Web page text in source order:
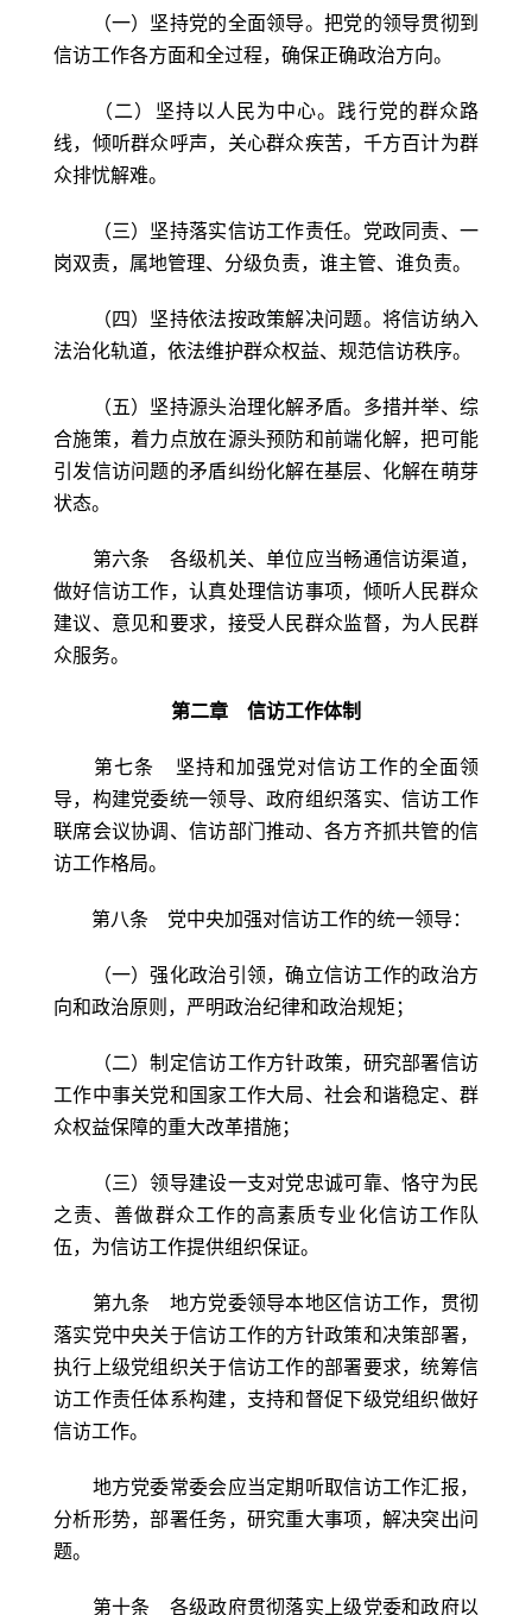
（一）坚持党的全面领导。把党的领导贯彻到
信访工作各方面和全过程，确保正确政治方向。
（二）坚持以人民为中心。践行党的群众路
线，倾听群众呼声，关心群众疾苦，千方百计为群
众排忧解难。
（三）坚持落实信访工作责任。党政同责、一
岗双责，属地管理、分级负责，谁主管、谁负责。
（四）坚持依法按政策解决问题。将信访纳入
法治化轨道，依法维护群众权益、规范信访秩序。
（五）坚持源头治理化解矛盾。多措并举、综
合施策，着力点放在源头预防和前端化解，把可能
引发信访问题的矛盾纠纷化解在基层、化解在萌芽
状态。
第六条 各级机关、单位应当畅通信访渠道，
做好信访工作，认真处理信访事项，倾听人民群众
建议、意见和要求，接受人民群众监督，为人民群
众服务。
第二章 信访工作体制
第七条 坚持和加强党对信访工作的全面领
导，构建党委统一领导、政府组织落实、信访工作
联席会议协调、信访部门推动、各方齐抓共管的信
访工作格局。
第八条 党中央加强对信访工作的统一领导：
（一）强化政治引领，确立信访工作的政治方
向和政治原则，严明政治纪律和政治规矩；
（二）制定信访工作方针政策，研究部署信访
工作中事关党和国家工作大局、社会和谐稳定、群
众权益保障的重大改革措施；
（三）领导建设一支对党忠诚可靠、恪守为民
之责、善做群众工作的高素质专业化信访工作队
伍，为信访工作提供组织保证。
第九条 地方党委领导本地区信访工作，贯彻
落实党中央关于信访工作的方针政策和决策部署，
执行上级党组织关于信访工作的部署要求，统筹信
访工作责任体系构建，支持和督促下级党组织做好
信访工作。
地方党委常委会应当定期听取信访工作汇报，
分析形势，部署任务，研究重大事项，解决突出问
题。
第十条 各级政府贯彻落实上级党委和政府以